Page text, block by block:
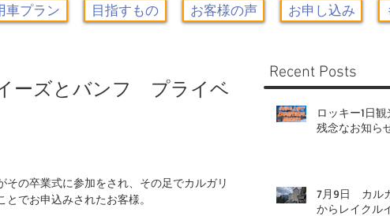
車プラン 目指すもの お客様の声 お申し込み
ーズとバンフ プライベ
の卒業式に参加をされ、その足でカルガリ
でお申込みされたお客様。
Recent Posts
ロッキー1日観
残念なお知ら
7月9日 カル
からレイクル